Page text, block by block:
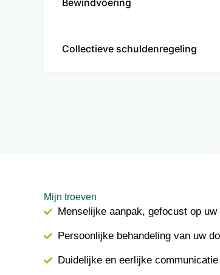
Bewindvoering
Collectieve schuldenregeling
Mijn troeven
Menselijke aanpak, gefocust op
Persoonlijke behandeling van uw
Duidelijke en eerlijke communicatie